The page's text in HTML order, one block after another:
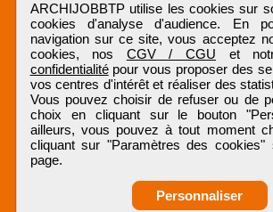
ARCHIJOBBTP utilise les cookies sur
cookies d'analyse d'audience. En
navigation sur ce site, vous acceptez
cookies, nos CGV / CGU et
confidentialitépour vous proposer des
vos centres d'intérêt et réaliser des
Vous pouvez choisir de refuser ou de
choix en cliquant sur le bouton
ailleurs, vous pouvez à tout moment
cliquant sur "Paramètres des
page.
Personnaliser